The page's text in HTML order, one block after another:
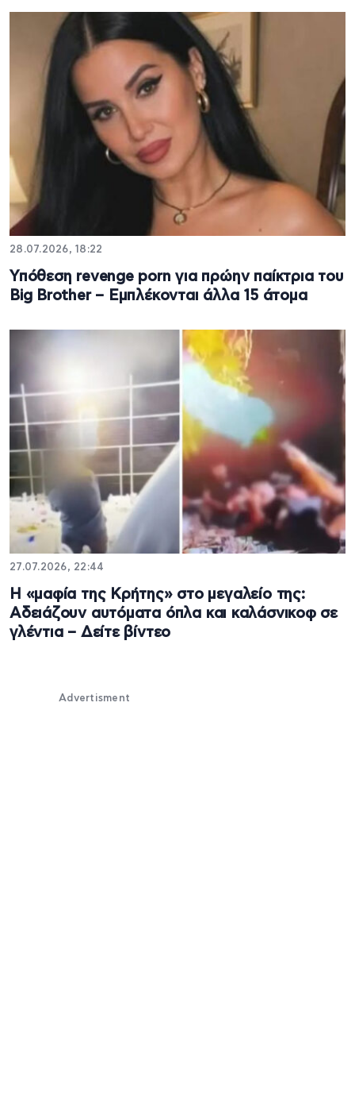
28.07.2026, 18:22
Υπόθεση revenge porn για πρώην παίκτρια του
Big Brother – Εμπλέκονται άλλα 15 άτομα
27.07.2026, 22:44
Η «μαφία της Κρήτης» στο μεγαλείο της:
Αδειάζουν αυτόματα όπλα και καλάσνικοφ σε
γλέντια – Δείτε βίντεο
Advertisment